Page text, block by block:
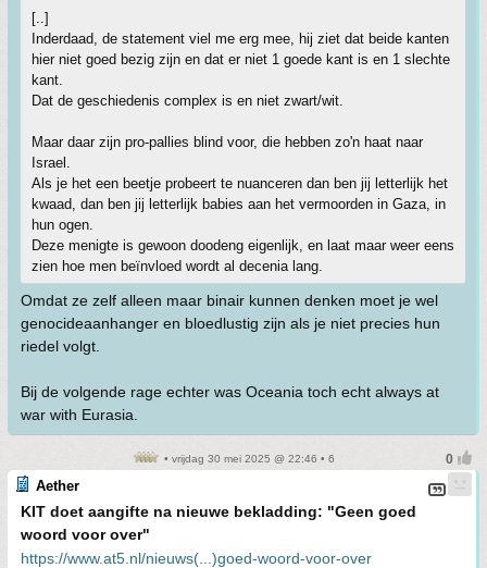
[..]
Inderdaad, de statement viel me erg mee, hij ziet dat beide kanten
hier niet goed bezig zijn en dat er niet 1 goede kant is en 1 slechte
kant.
Dat de geschiedenis complex is en niet zwart/wit.
Maar daar zijn pro-pallies blind voor, die hebben zo'n haat naar
Israel.
Als je het een beetje probeert te nuanceren dan ben jij letterlijk het
kwaad, dan ben jij letterlijk babies aan het vermoorden in Gaza, in
hun ogen.
Deze menigte is gewoon doodeng eigenlijk, en laat maar weer eens
zien hoe men beïnvloed wordt al decenia lang.
Omdat ze zelf alleen maar binair kunnen denken moet je wel
genocideaanhanger en bloedlustig zijn als je niet precies hun
riedel volgt.
Bij de volgende rage echter was Oceania toch echt always at
war with Eurasia.
• vrijdag 30 mei 2025 @ 22:46 • 6
Aether
KIT doet aangifte na nieuwe bekladding: "Geen goed
woord voor over"
https://www.at5.nl/nieuws(...)goed-woord-voor-over